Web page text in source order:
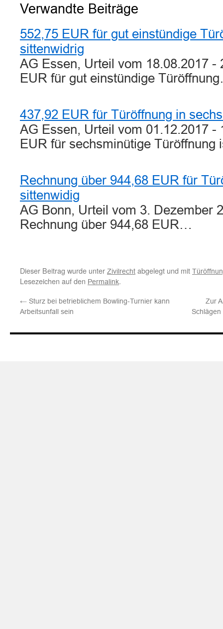
Verwandte Beiträge
552,75 EUR für gut einstündige
sittenwidrig
AG Essen, Urteil vom 18.08.2017 -
EUR für gut einstündige
437,92 EUR für Türöffnung in
AG Essen, Urteil vom 01.12.2017 -
EUR für sechsminütige
Rechnung über 944,68 EUR für
sittenwidig
AG Bonn, Urteil vom 3. Dezember
Rechnung über 944,68 EUR…
Dieser Beitrag wurde unter Zivilrecht abgelegt und mit
Lesezeichen auf den Permalink.
← Sturz bei betrieblichem Bowling-Turnier kann
Arbeitsunfall sein
Zur